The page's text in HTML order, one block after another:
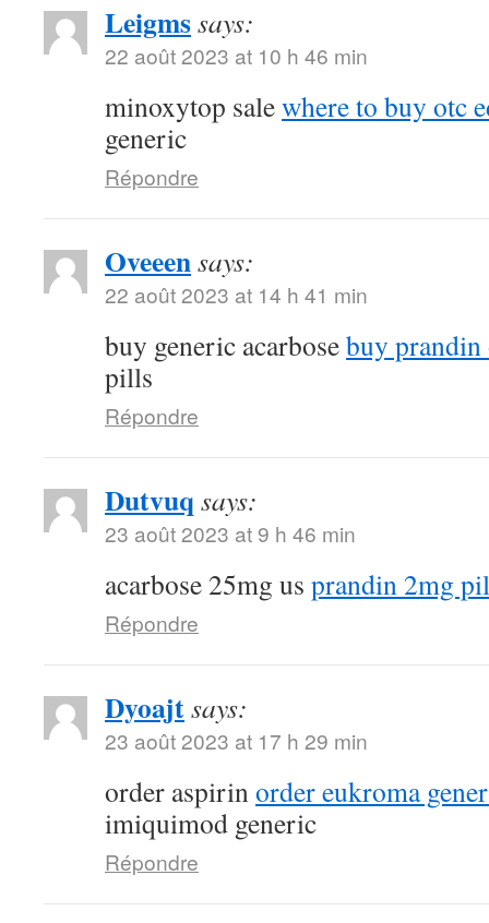
Leigmssays:
22 août 2023 at 10 h 46 min
minoxytop salewhere to buy otc
generic
Répondre
Oveeensays:
22 août 2023 at 14 h 41 min
buy generic acarbosebuy
pills
Répondre
Dutvuq says:
23 août 2023 at 9 h 46 min
acarbose 25mg us prandin 2mg
Répondre
Dyoajtsays:
23 août 2023 at 17 h 29 min
order aspirinorder eukroma
imiquimod generic
Répondre